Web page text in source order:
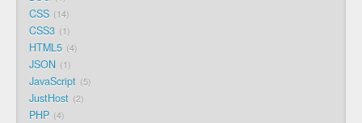
CSS 14
CSS3 1
HTML5 4
JSON 1
JavaScript 5
JustHost 2
PHP 4